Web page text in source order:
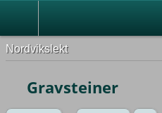
Nordvikslekt
Gravsteiner